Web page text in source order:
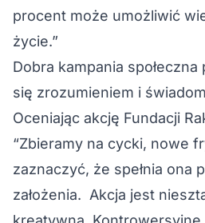
procent może umożliwić
życie.”
Dobra kampania
się zrozumieniem i
Oceniając akcję Fundacji
“Zbieramy na cycki, nowe
zaznaczyć, że spełnia ona
założenia. Akcja jest